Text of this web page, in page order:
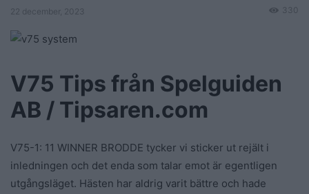
22 december, 2023 330
V75 Tips från Spelguiden
AB / Tipsaren.com
V75-1: 11 WINNER BRODDE tycker vi sticker ut rejält i
inledningen och det enda som talar emot är egentligen
utgångsläget. Hästen har aldrig varit bättre och hade